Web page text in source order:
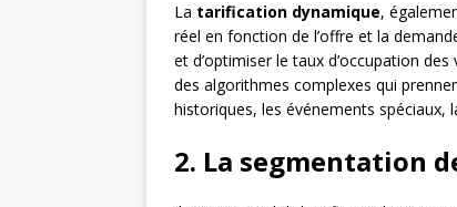
La tarification dynamique,
réel en fonction de l’offre et la
et d’optimiser le taux d’occupation
des algorithmes complexes qui
historiques, les événements
2. La segmentation